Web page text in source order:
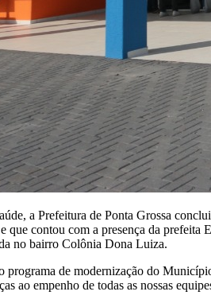
a Prefeitura de Ponta Grossa
que contou com a presença da
no bairro Colônia Dona Luiza.
de modernização do
ao empenho de todas as nossas